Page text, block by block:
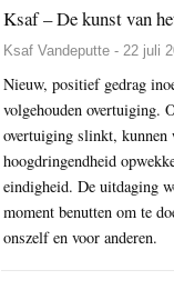
Ksaf – De kunst van
Ksaf Vandeputte - 22 juli
Nieuw, positief gedrag
volgehouden overtuiging.
overtuiging slinkt, kunnen
hoogdringendheid
eindigheid. De uitdaging
moment benutten om te
onszelf en voor anderen.